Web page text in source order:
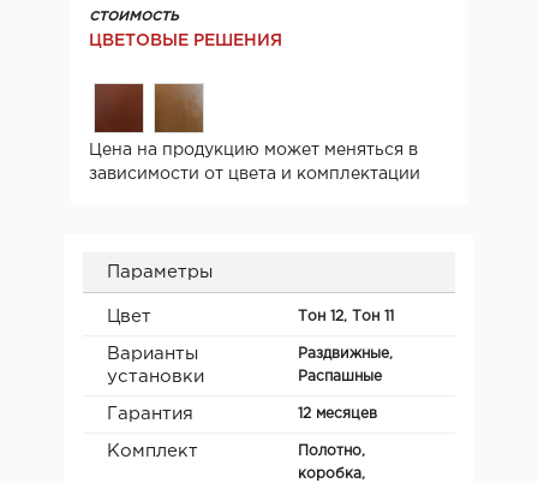
стоимость
ЦВЕТОВЫЕ РЕШЕНИЯ
Цена на продукцию может меняться в
зависимости от цвета и комплектации
Параметры
Цвет Тон 12, Тон 11
Варианты
установки
Раздвижные,
Распашные
Гарантия 12 месяцев
Комплект
Полотно,
коробка,